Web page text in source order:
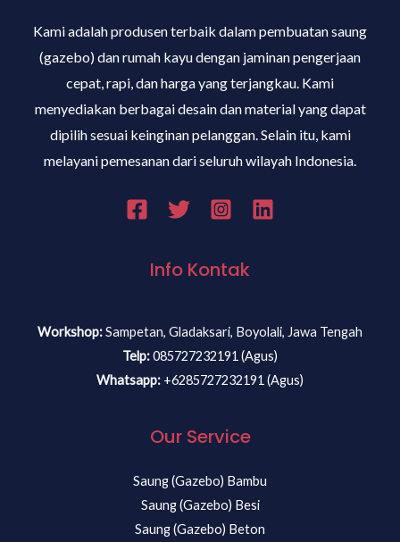
Kami adalah produsen terbaik dalam pembuatan saung
(gazebo) dan rumah kayu dengan jaminan pengerjaan
cepat, rapi, dan harga yang terjangkau. Kami
menyediakan berbagai desain dan material yang dapat
dipilih sesuai keinginan pelanggan. Selain itu, kami
melayani pemesanan dari seluruh wilayah Indonesia.
Info Kontak
Workshop:Sampetan, Gladaksari, Boyolali, Jawa Tengah
Telp:085727232191 (Agus)
Whatsapp: +6285727232191 (Agus)
Our Service
Saung (Gazebo) Bambu
Saung (Gazebo) Besi
Saung (Gazebo) Beton